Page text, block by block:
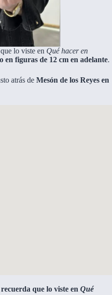
lo viste en Qué hacer en
en figuras de 12 cm en adelante.
atrás de Mesón de los Reyes en
que lo viste en Qué